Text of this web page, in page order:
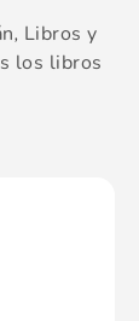
, Libros y
los libros